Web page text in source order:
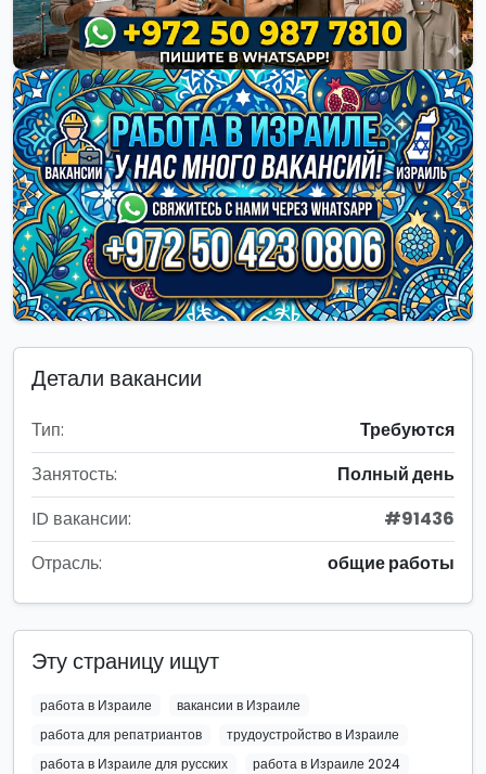
Детали вакансии
Тип:
Требуются
Занятость:
Полный день
ID вакансии:
#91436
Отрасль:
общие работы
Эту страницу ищут
работа в Израиле
вакансии в Израиле
работа для репатриантов
трудоустройство в Израиле
работа в Израиле для русских
работа в Израиле 2024